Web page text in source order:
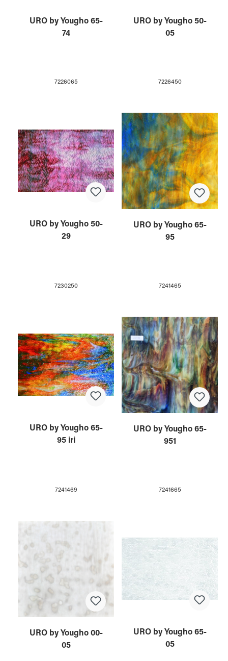
URO by Yougho 65-
74
7226065
URO by Yougho 50-
05
7226450
URO by Yougho 50-
29
7230250
URO by Yougho 65-
95
7241465
URO by Yougho 65-
95 iri
7241469
URO by Yougho 65-
951
7241665
URO by Yougho 00-
05
URO by Yougho 65-
05